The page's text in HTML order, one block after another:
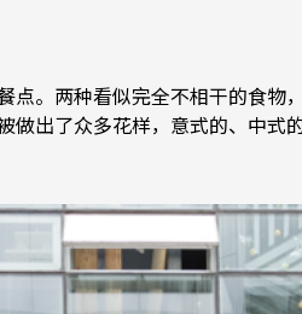
。两种看似完全不相干的食物
出了众多花样，意式的、中